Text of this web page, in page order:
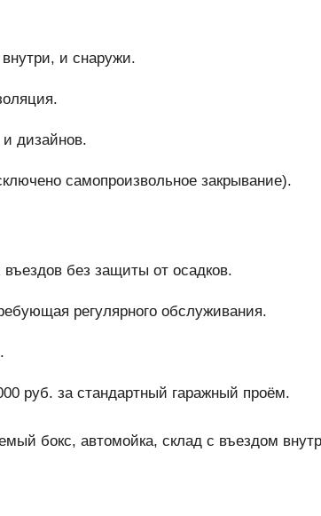
и снаружи.
дизайнов.
самопроизвольное закрывание).
без защиты от осадков.
регулярного обслуживания.
руб. за стандартный гаражный проём.
бокс, автомойка, склад с въездом